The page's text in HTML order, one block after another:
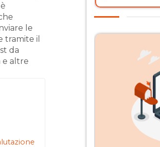
le
tramite il
da
e altre